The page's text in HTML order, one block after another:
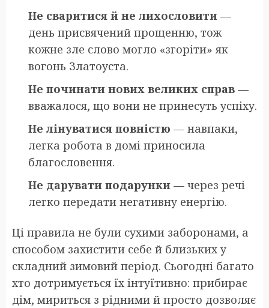
Не сваритися й не лихословити —
день присвячений прощенню, тож
кожне зле слово могло «згоріти» як
вогонь Златоуста.
Не починати нових великих справ —
вважалося, що вони не принесуть успіху.
Не лінуватися повністю — навпаки,
легка робота в домі приносила
благословення.
Не дарувати подарунки — через речі
легко передати негативну енергію.
Ці правила не були сухими заборонами, а
способом захистити себе й близьких у
складний зимовий період. Сьогодні багато
хто дотримується їх інтуїтивно: прибирає
дім, мириться з рідними й просто дозволяє